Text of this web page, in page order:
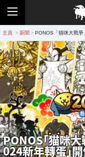
主頁 > 新聞 > PONOS「猫咪大戰
PONOS「猫咪
024新年轉蛋」